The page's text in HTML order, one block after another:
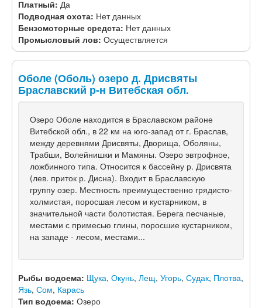
Платный: Да
Подводная охота: Нет данных
Бензомоторные средста: Нет данных
Промысловый лов: Осуществляется
Оболе (Оболь) озеро д. Дрисвяты
Браславский р-н Витебская обл.
Озеро Оболе находится в Браславском районе
Витебской обл., в 22 км на юго-запад от г. Браслав,
между деревнями Дрисвяты, Дворища, Оболяны,
Трабши, Волейнишки и Мамяны. Озеро эвтрофное,
ложбинного типа. Относится к бассейну р. Дрисвята
(лев. приток р. Дисна). Входит в Браславскую
группу озер. Местность преимущественно грядисто-
холмистая, поросшая лесом и кустарником, в
значительной части болотистая. Берега песчаные,
местами с примесью глины, поросшие кустарником,
на западе - лесом, местами...
Рыбы водоема: Щука, Окунь, Лещ, Угорь, Судак, Плотва,
Язь, Сом, Карась
Тип водоема: Озеро